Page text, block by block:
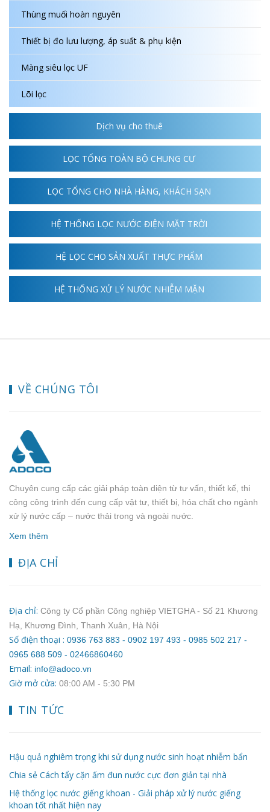
nên thay lõi lọc sợi PP; 6-9
tháng thì thay lõi lọc 2; 9
tháng – 1 năm thay lõi lọc
số 3. Với lõi lọc số 4 thay
2-3 năm/lần, 1 năm/lần
với lõi lọc số 5.
Thùng muối hoàn nguyên
Thiết bị đo lưu lượng, áp suất & phụ kiện
Màng siêu lọc UF
Lõi lọc
Dịch vụ cho thuê
LỌC TỔNG TOÀN BỘ CHUNG CƯ
LỌC TỔNG CHO NHÀ HÀNG, KHÁCH SẠN
HỆ THỐNG LỌC NƯỚC ĐIỆN MẶT TRỜI
HỆ LỌC CHO SẢN XUẤT THỰC PHẨM
HỆ THỐNG XỬ LÝ NƯỚC NHIỄM MẶN
VỀ CHÚNG TÔI
Chuyên cung cấp các giải pháp toàn diện từ tư vấn, thiết kế, thi
công công trình đến cung cấp vật tư, thiết bị, hóa chất cho ngành
xử lý nước cấp – nước thải trong và ngoài nước.
Xem thêm
ĐỊA CHỈ
Địa chỉ: Công ty Cổ phần Công nghiệp VIETGHA - Số 21 Khương
Hạ, Khương Đình, Thanh Xuân, Hà Nội
Số điện thoại : 0936 763 883 - 0902 197 493 - 0985 502 217 -
0965 688 509 - 02466860460
Email: info@adoco.vn
Giờ mở cửa: 08:00 AM ‐ 5:30 PM
TIN TỨC
Hậu quả nghiêm trọng khi sử dụng nước sinh hoạt nhiễm bẩn
Chia sẻ Cách tẩy cặn ấm đun nước cực đơn giản tại nhà
Hệ thống lọc nước giếng khoan - Giải pháp xử lý nước giếng
khoan tốt nhất hiện nay